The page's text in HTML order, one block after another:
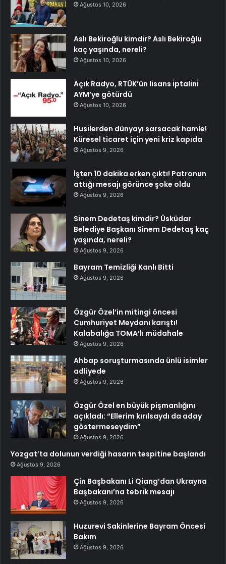
Ağustos 10, 2026
Aslı Bekiroğlu kimdir? Aslı Bekiroğlu
kaç yaşında, nereli?
Ağustos 10, 2026
Açık Radyo, RTÜK’ün lisans iptalini
AYM’ye götürdü
Ağustos 10, 2026
Husilerden dünyayı sarsacak hamle!
Küresel ticaret için yeni kriz kapıda
Ağustos 9, 2026
İşten 10 dakika erken çıktı! Patronun
attığı mesajı görünce şoke oldu
Ağustos 9, 2026
Sinem Dedetaş kimdir? Üsküdar
Belediye Başkanı Sinem Dedetaş kaç
yaşında, nereli?
Ağustos 9, 2026
Bayram Temizliği Kanlı Bitti
Ağustos 9, 2026
Özgür Özel’in mitingi öncesi
Cumhuriyet Meydanı karıştı!
Kalabalığa TOMA’lı müdahale
Ağustos 9, 2026
Ahbap soruşturmasında ünlü isimler
adliyede
Ağustos 9, 2026
Özgür Özel en büyük pişmanlığını
açıkladı: “Ellerim kırılsaydı da aday
göstermeseydim”
Ağustos 9, 2026
Yozgat’ta dolunun verdiği hasarın tespitine başlandı
Ağustos 9, 2026
Çin Başbakanı Li Qiang’dan Ukrayna
Başbakanı’na tebrik mesajı
Ağustos 9, 2026
Huzurevi Sakinlerine Bayram Öncesi
Bakım
Ağustos 9, 2026